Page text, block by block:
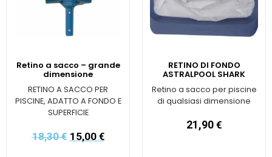
Retino a sacco – grande
dimensione
RETINO A SACCO PER
PISCINE, ADATTO A FONDO E
SUPERFICIE
18,30€ 15,00 €
RETINO DI FONDO
ASTRALPOOL SHARK
Retino a sacco per piscine
di qualsiasi dimensione
21,90 €